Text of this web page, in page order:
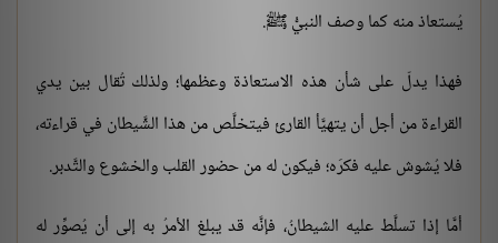
يُستعاذ منه كما وصف النبيُّ ﷺ.
فهذا يدلّ على شأن هذه الاستعاذة وعظمها؛ ولذلك تُقال بين يدي
القراءة من أجل أن يتهيَّأ القارئ فيتخلَّص من هذا الشَّيطان في قراءته،
فلا يُشوش عليه فكرَه؛ فيكون له من حضور القلب والخشوع والتَّدبر.
أمَّا إذا تسلَّط عليه الشيطانُ، فإنَّه قد يبلغ الأمرُ به إلى أن يُصوِّر له